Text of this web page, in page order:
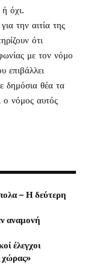
ή όχι.
την αιτία της
ότι
με τον νόμο
επιβάλλει
δημόσια θέα τα
ο νόμος αυτός
– Η δεύτερη
αναμονή
έλεγχοι
χώρας»